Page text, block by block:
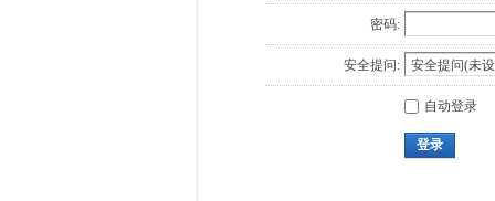
密码:
安全提问:
自动登录
登录